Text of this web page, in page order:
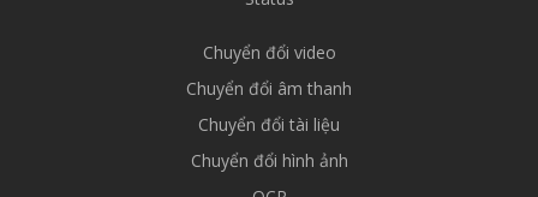
Chuyển đổi video
Chuyển đổi âm thanh
Chuyển đổi tài liệu
Chuyển đổi hình ảnh